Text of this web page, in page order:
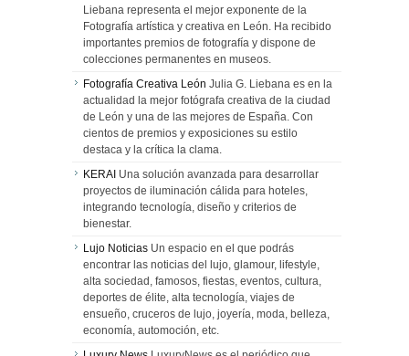
Liebana representa el mejor exponente de la
Fotografía artística y creativa en León. Ha recibido
importantes premios de fotografía y dispone de
colecciones permanentes en museos.
Fotografía Creativa León Julia G. Liebana es en la
actualidad la mejor fotógrafa creativa de la ciudad
de León y una de las mejores de España. Con
cientos de premios y exposiciones su estilo
destaca y la crítica la clama.
KERAI Una solución avanzada para desarrollar
proyectos de iluminación cálida para hoteles,
integrando tecnología, diseño y criterios de
bienestar.
Lujo Noticias Un espacio en el que podrás
encontrar las noticias del lujo, glamour, lifestyle,
alta sociedad, famosos, fiestas, eventos, cultura,
deportes de élite, alta tecnología, viajes de
ensueño, cruceros de lujo, joyería, moda, belleza,
economía, automoción, etc.